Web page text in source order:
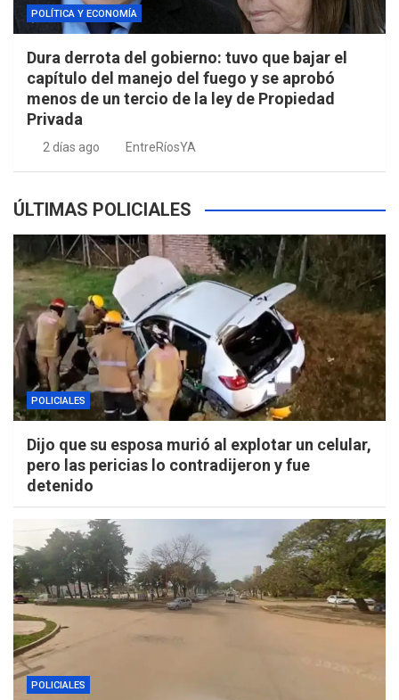
POLÍTICA Y ECONOMÍA
Dura derrota del gobierno: tuvo que bajar el
capítulo del manejo del fuego y se aprobó
menos de un tercio de la ley de Propiedad
Privada
2 días ago EntreRíosYA
ÚLTIMAS POLICIALES
POLICIALES
Dijo que su esposa murió al explotar un celular,
pero las pericias lo contradijeron y fue
detenido
POLICIALES